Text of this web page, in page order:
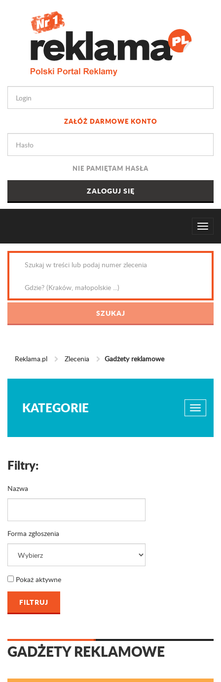
ZAŁÓŻ DARMOWE KONTO
NIE PAMIĘTAM HASŁA
Reklama.pl Zlecenia Gadżety reklamowe
KATEGORIE
Filtry:
Nazwa
Forma zgłoszenia
Pokaż aktywne
GADŻETY REKLAMOWE